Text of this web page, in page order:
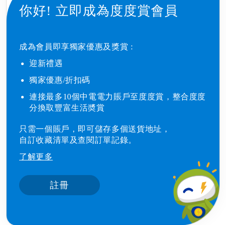
你好! 立即成為度度賞會員
成為會員即享獨家優惠及獎賞 : ​
迎新禮遇​
獨家優惠/折扣碼​
連接最多10個中電電力賬戶至度度賞，整合度度
分換取豐富生活奬賞
只需一個賬戶，即可儲存多個送貨地址，
自訂收藏清單及查閱訂單記錄。
了解更多
註冊